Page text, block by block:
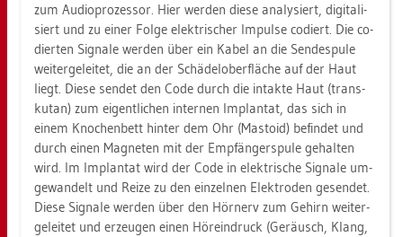
zum Au­dio­pro­zes­sor. Hier wer­den diese ana­ly­siert, di­gi­ta­li­
siert und zu einer Folge elek­tri­scher Im­pul­se co­diert. Die co­
dier­ten Si­gna­le wer­den über ein Kabel an die Sen­des­pu­le
wei­ter­ge­lei­tet, die an der Schä­del­ober­flä­che auf der Haut
liegt. Diese sen­det den Code durch die in­tak­te Haut (trans­
ku­tan) zum ei­gent­li­chen in­ter­nen Im­plan­tat, das sich in
einem Kno­chen­bett hin­ter dem Ohr (Mas­to­id) be­fin­det und
durch einen Ma­gne­ten mit der Emp­fän­ger­spu­le ge­hal­ten
wird. Im Im­plan­tat wird der Code in elek­tri­sche Si­gna­le um­
ge­wan­delt und Reize zu den ein­zel­nen Elek­tro­den ge­sen­det.
Diese Si­gna­le wer­den über den Hör­nerv zum Ge­hirn wei­ter­
ge­lei­tet und er­zeu­gen einen Hör­ein­druck (Ge­räusch, Klang,